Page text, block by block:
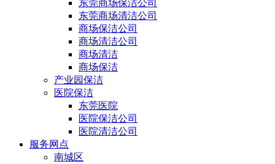
东莞商场保洁公司
东莞商场清洁公司
商场保洁公司
商场清洁公司
商场清洁
商场保洁
产业园保洁
医院保洁
东莞医院
医院保洁公司
医院清洁公司
服务网点
南城区